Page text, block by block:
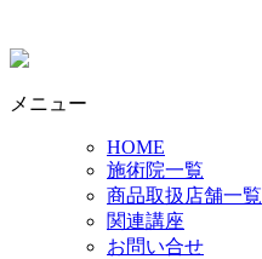
メニュー
HOME
施術院一覧
商品取扱店舗一覧
関連講座
お問い合せ